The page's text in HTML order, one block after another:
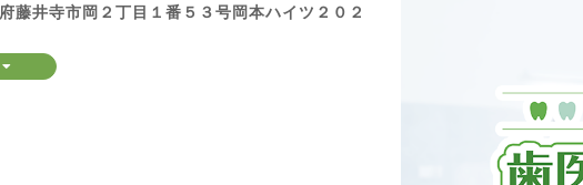
井寺市岡２丁目１番５３号岡本ハイツ２０２